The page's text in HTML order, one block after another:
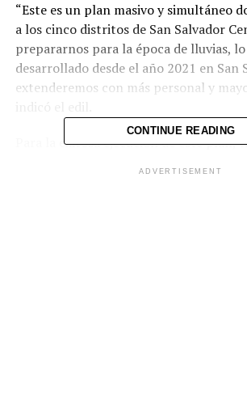
“Este es un plan masivo y simultáneo
a los cinco distritos de San Salvador
prepararnos para la época de lluvias,
desarrollado desde el año 2021 en San
extenderemos con más personal y
Para la exitosa ejecución de este plan,
CONTINUE READING
ADVERTISEMENT